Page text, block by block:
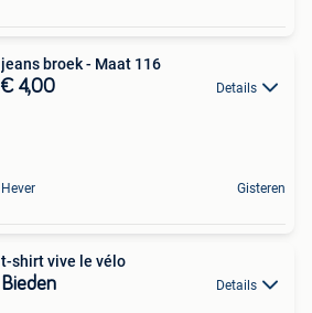
jeans broek - Maat 116
€ 4,00 Details
Hever Gisteren
t-shirt vive le vélo
Bieden Details